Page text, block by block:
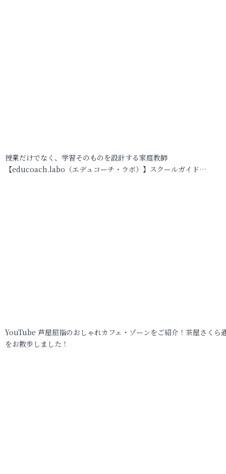
授業だけでなく、学習そのものを設計する家庭教師
【educoach.labo（エデュコーチ・ラボ）】スクールガイド…
YouTube 芦屋屈指のおしゃれカフェ・ゾーンをご紹介！茶屋さくら
をお散歩しました！